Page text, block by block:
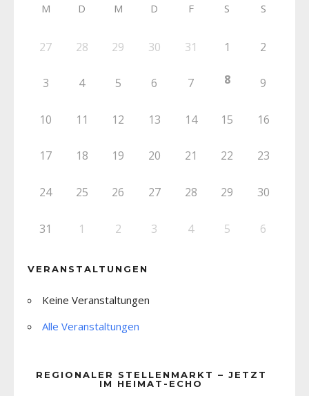
M D M D F S S
27 28 29 30 31 1 2
3 4 5 6 7 8 9
10 11 12 13 14 15 16
17 18 19 20 21 22 23
24 25 26 27 28 29 30
31 1 2 3 4 5 6
VERANSTALTUNGEN
Keine Veranstaltungen
Alle Veranstaltungen
REGIONALER STELLENMARKT – JETZT
IM HEIMAT-ECHO